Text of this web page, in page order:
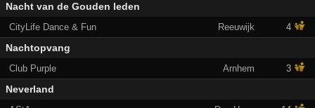
Nacht van de Gouden leden
CityLife Dance & Fun Reeuwijk 4
Nachtopvang
Club Purple Arnhem 3
Neverland